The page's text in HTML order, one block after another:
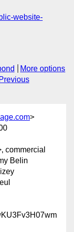
website-
More options
Previous
>
commercial
Belin